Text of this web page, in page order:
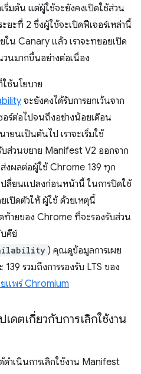
มต้น แต่ผู้ใช้จะยังคงเปิดใช้ส่วน
ยะที่ 2 ซึ่งผู้ใช้จะเปิดฟีเจอร์เหล่านี้
ใน Canary แล้ว เราจะทยอยเปิด
นมากขึ้นอย่างต่อเนื่อง
ช้นโยบาย
จะยังคงได้รับการยกเว้นจาก
อร์ต่อไปจนถึงอย่างน้อยเดือน
นเป็นต้นไป เราจะเริ่มใช้
ส่วนขยาย Manifest V2 ออกจาก
งผลต่อผู้ใช้ Chrome 139 ทุก
ลี่ยนแปลงก่อนหน้านี้ ในการปิดใช้
ปิดตัวให้ ผู้ใช้ ด้วยเหตุนี้
ท้ายของ Chrome ที่จะรองรับส่วน
คีย์
) คุณดูข้อมูลการเผย
รวมถึงการรองรับ LTS ของ
ยแพร่ Chromium
ดตเกี่ยวกับการเลิกใช้งาน
ดำเนินการเลิกใช้งาน Manifest